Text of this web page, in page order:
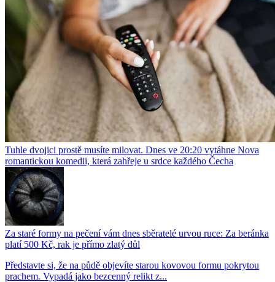
Tuhle dvojici prostě musíte milovat. Dnes ve 20:20 vytáhne Nova
romantickou komedii, která zahřeje u srdce každého Čecha
Za staré formy na pečení vám dnes sběratelé urvou ruce: Za beránka
platí 500 Kč, rak je přímo zlatý důl
Představte si, že na půdě objevíte starou kovovou formu pokrytou
prachem. Vypadá jako bezcenný relikt z...